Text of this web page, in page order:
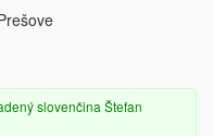
slovenčina Štefan